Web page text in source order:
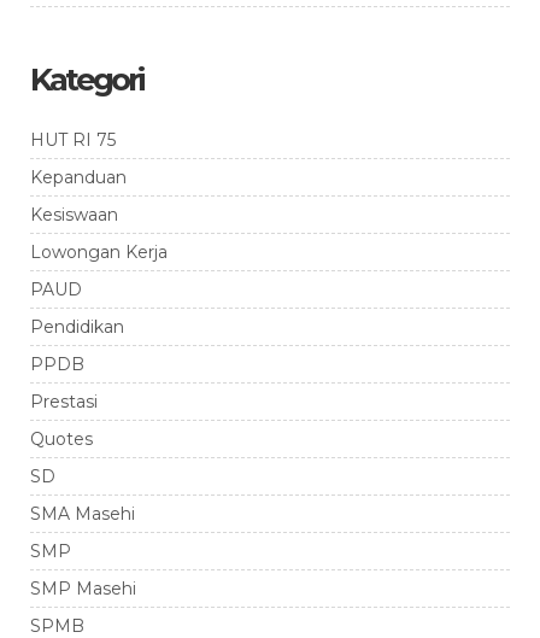
Kategori
HUT RI 75
Kepanduan
Kesiswaan
Lowongan Kerja
PAUD
Pendidikan
PPDB
Prestasi
Quotes
SD
SMA Masehi
SMP
SMP Masehi
SPMB